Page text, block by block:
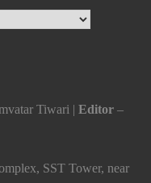
Tiwari | Editor –
SST Tower, near